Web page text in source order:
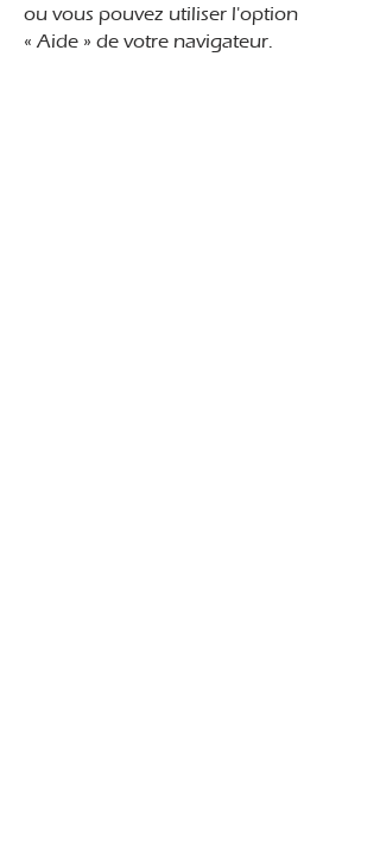
ou vous pouvez utiliser l'option
«Aide » de votre navigateur.